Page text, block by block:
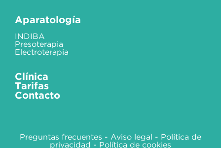
Aparatología
INDIBA
Presoterapia
Electroterapia
Clínica
Tarifas
Contacto
Preguntas frecuentes - Aviso legal - Política de
privacidad - Política de cookies